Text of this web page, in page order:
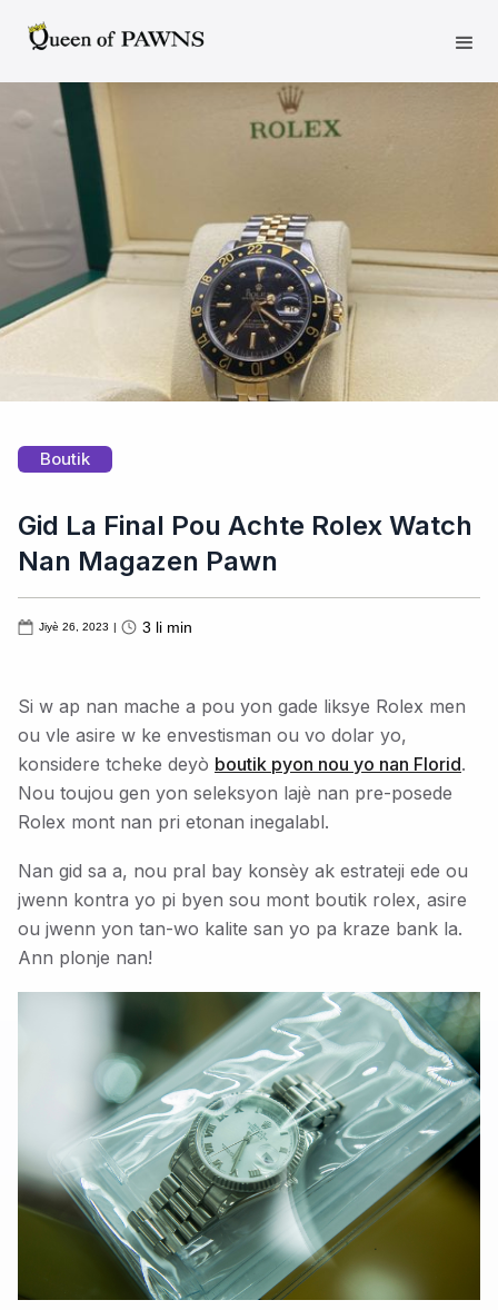
Boutik
Gid La Final Pou Achte Rolex Watch
Nan Magazen Pawn
Jiyè 26, 2023 | 3 li min
Si w ap nan mache a pou yon gade liksye Rolex men
ou vle asire w ke envestisman ou vo dolar yo,
konsidere tcheke deyò boutik pyon nou yo nan Florid.
Nou toujou gen yon seleksyon lajè nan pre-posede
Rolex mont nan pri etonan inegalabl.
Nan gid sa a, nou pral bay konsèy ak estrateji ede ou
jwenn kontra yo pi byen sou mont boutik rolex, asire
ou jwenn yon tan-wo kalite san yo pa kraze bank la.
Ann plonje nan!